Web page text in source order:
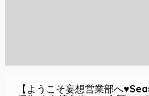
【ようこそ妄想営業部へ